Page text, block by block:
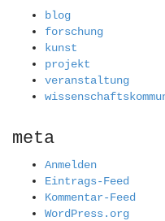
blog
forschung
kunst
projekt
veranstaltung
meta
Anmelden
Eintrags-Feed
Kommentar-Feed
WordPress.org